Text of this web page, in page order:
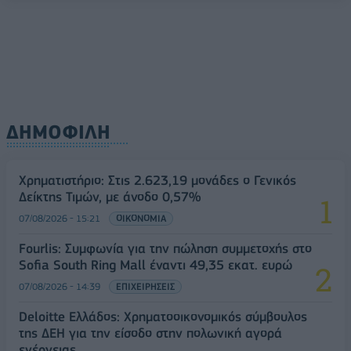
ΔΗΜΟΦΙΛΗ
Χρηματιστήριο: Στις 2.623,19 μονάδες ο Γενικός
Δείκτης Τιμών, με άνοδο 0,57%
07/08/2026 - 15:21 ΟΙΚΟΝΟΜΙΑ
Fourlis: Συμφωνία για την πώληση συμμετοχής στο
Sofia South Ring Mall έναντι 49,35 εκατ. ευρώ
07/08/2026 - 14:39 ΕΠΙΧΕΙΡΗΣΕΙΣ
Deloitte Ελλάδος: Χρηματοοικονομικός σύμβουλος
της ΔΕΗ για την είσοδο στην πολωνική αγορά